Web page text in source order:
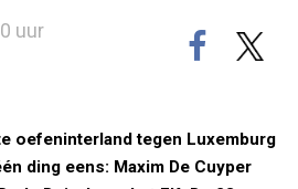
uur
oefeninterland tegen Luxemburg
ding eens: Maxim De Cuyper